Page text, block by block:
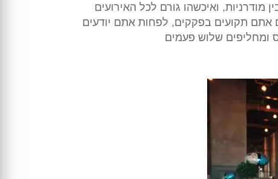
מודרניות, ואיכשהו גורם לכל האירועים
אתם תקועים בפקקים, לפחות אתם יודעים
ומחליפים שלוש פעמים